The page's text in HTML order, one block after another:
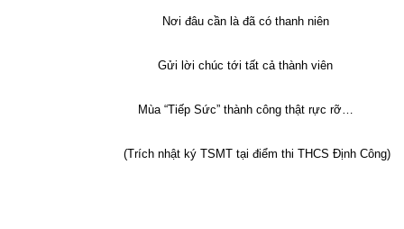
Nơi đâu cần là đã có thanh niên
Gửi lời chúc tới tất cả thành viên
Mùa “Tiếp Sức” thành công thật rực rỡ…
(Trích nhật ký TSMT tại điểm thi THCS Định Công)